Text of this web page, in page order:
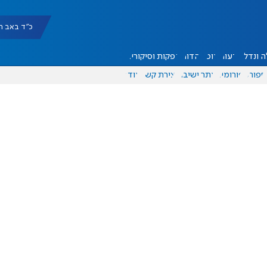
כ"ד באב תשפ"ו
ונדל"ן דעות אוכל יהדות הפקות וסיקורים
ספורט פורומים אתר ישיבה יצירת קשר עוד